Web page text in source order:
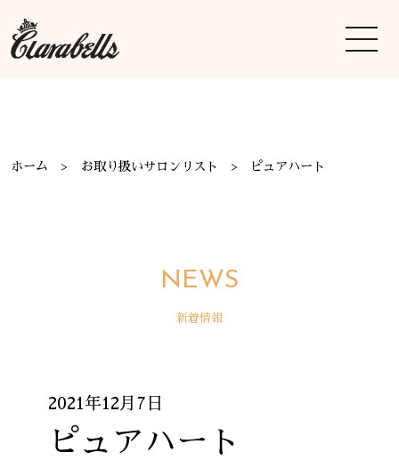
ホーム お取り扱いサロンリスト ピュアハート
NEWS
新着情報
2021年12月7日
ピュアハート